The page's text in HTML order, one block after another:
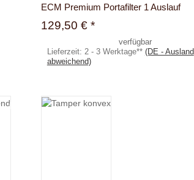
ECM Premium Portafilter 1 Auslauf
129,50 € *
verfügbar
Lieferzeit: 2 - 3 Werktage** (DE - Ausland
abweichend)